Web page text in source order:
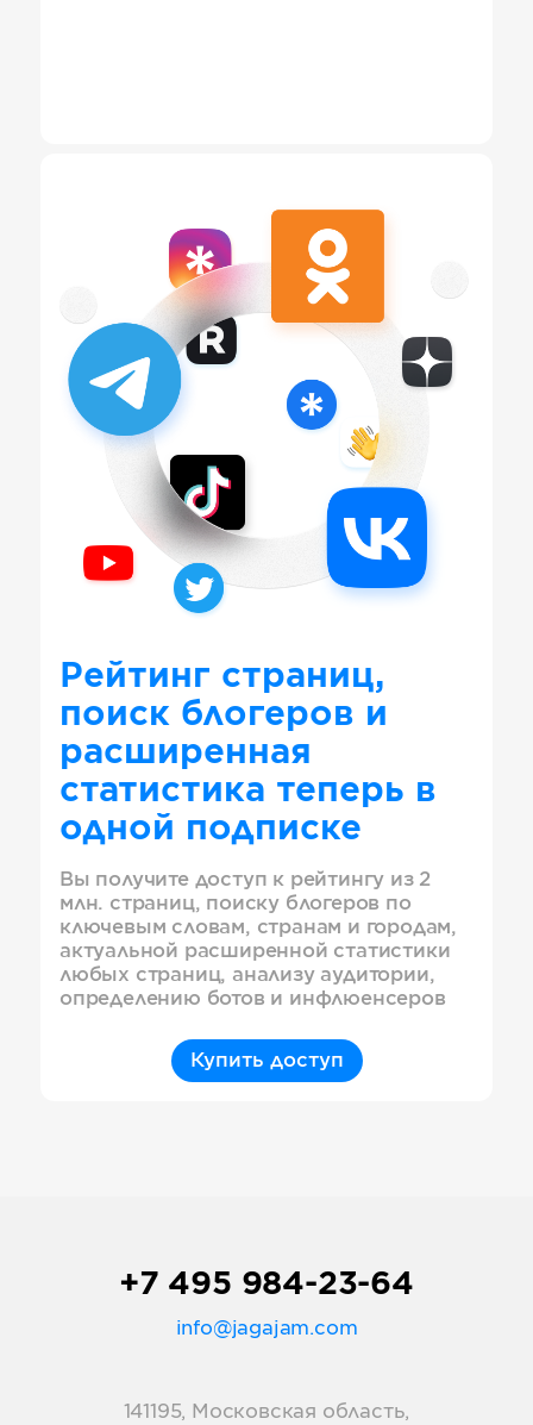
Рейтинг страниц,
поиск блогеров и
расширенная
статистика теперь в
одной подписке
Вы получите доступ к рейтингу из 2
млн. страниц, поиску блогеров по
ключевым словам, странам и городам,
актуальной расширенной статистики
любых страниц, анализу аудитории,
определению ботов и инфлюенсеров
Купить доступ
+7 495 984-23-64
info@jagajam.com
141195, Московская область,